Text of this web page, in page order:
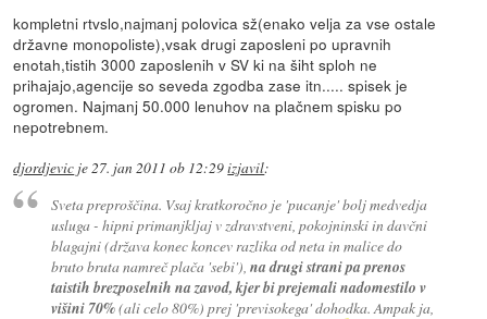
kompletni rtvslo,najmanj polovica sž(enako velja za vse ostale
državne monopoliste),vsak drugi zaposleni po upravnih
enotah,tistih 3000 zaposlenih v SV ki na šiht sploh ne
prihajajo,agencije so seveda zgodba zase itn..... spisek je
ogromen. Najmanj 50.000 lenuhov na plačnem spisku po
nepotrebnem.
djordjevic je27. jan 2011 ob 12:29izjavil:
Sveta preproščina. Vsaj kratkoročno je 'pucanje' bolj medvedja
usluga - hipni primanjkljaj v zdravstveni, pokojninski in davčni
blagajni (država konec koncev razlika od neta in malice do
bruto bruta namreč plača 'sebi'), na drugi strani pa prenos
taistih brezposelnih na zavod, kjer bi prejemali nadomestilo v
višini 70%(ali celo 80%) prej 'previsokega' dohodka. Ampak ja,